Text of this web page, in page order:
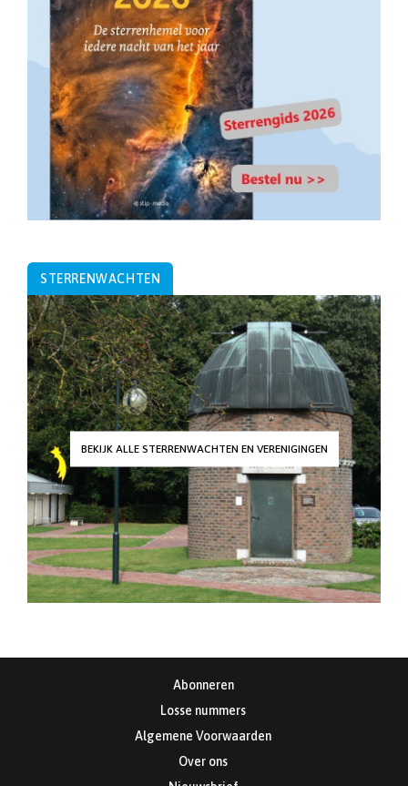
STERRENWACHTEN
BEKIJK ALLE STERRENWACHTEN EN VERENIGINGEN
Abonneren
Losse nummers
Algemene Voorwaarden
Over ons